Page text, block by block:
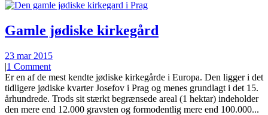
Gamle jødiske kirkegård
23 mar 2015
|1 Comment
Er en af de mest kendte jødiske kirkegårde i Europa. Den ligger i det
tidligere jødiske kvarter Josefov i Prag og menes grundlagt i det 15.
århundrede. Trods sit stærkt begrænsede areal (1 hektar) indeholder
den mere end 12.000 gravsten og formodentlig mere end 100.000...